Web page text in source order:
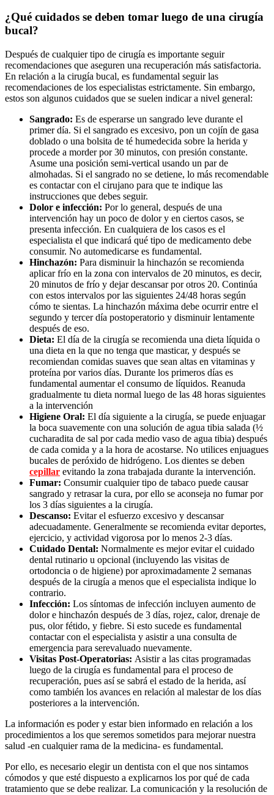
¿Qué cuidados se deben tomar luego de una cirugía
bucal?
Después de cualquier tipo de cirugía es importante seguir
recomendaciones que aseguren una recuperación más satisfactoria.
En relación a la cirugía bucal, es fundamental seguir las
recomendaciones de los especialistas estrictamente. Sin embargo,
estos son algunos cuidados que se suelen indicar a nivel general:
Sangrado: Es de esperarse un sangrado leve durante el
primer día. Si el sangrado es excesivo, pon un cojín de gasa
doblado o una bolsita de té humedecida sobre la herida y
procede a morder por 30 minutos, con presión constante.
Asume una posición semi-vertical usando un par de
almohadas. Si el sangrado no se detiene, lo más recomendable
es contactar con el cirujano para que te indique las
instrucciones que debes seguir.
Dolor e infección: Por lo general, después de una
intervención hay un poco de dolor y en ciertos casos, se
presenta infección. En cualquiera de los casos es el
especialista el que indicará qué tipo de medicamento debe
consumir. No automedicarse es fundamental.
Hinchazón: Para disminuir la hinchazón se recomienda
aplicar frío en la zona con intervalos de 20 minutos, es decir,
20 minutos de frío y dejar descansar por otros 20. Continúa
con estos intervalos por las siguientes 24/48 horas según
cómo te sientas. La hinchazón máxima debe ocurrir entre el
segundo y tercer día postoperatorio y disminuir lentamente
después de eso.
Dieta: El día de la cirugía se recomienda una dieta líquida o
una dieta en la que no tenga que masticar, y después se
recomiendan comidas suaves que sean altas en vitaminas y
proteína por varios días. Durante los primeros días es
fundamental aumentar el consumo de líquidos. Reanuda
gradualmente tu dieta normal luego de las 48 horas siguientes
a la intervención
Higiene Oral: El día siguiente a la cirugía, se puede enjuagar
la boca suavemente con una solución de agua tibia salada (½
cucharadita de sal por cada medio vaso de agua tibia) después
de cada comida y a la hora de acostarse. No utilices enjuagues
bucales de peróxido de hidrógeno. Los dientes se deben
cepillar evitando la zona trabajada durante la intervención.
Fumar: Consumir cualquier tipo de tabaco puede causar
sangrado y retrasar la cura, por ello se aconseja no fumar por
los 3 días siguientes a la cirugía.
Descanso: Evitar el esfuerzo excesivo y descansar
adecuadamente. Generalmente se recomienda evitar deportes,
ejercicio, y actividad vigorosa por lo menos 2-3 días.
Cuidado Dental: Normalmente es mejor evitar el cuidado
dental rutinario u opcional (incluyendo las visitas de
ortodoncia o de higiene) por aproximadamente 2 semanas
después de la cirugía a menos que el especialista indique lo
contrario.
Infección: Los síntomas de infección incluyen aumento de
dolor e hinchazón después de 3 días, rojez, calor, drenaje de
pus, olor fétido, y fiebre. Si esto sucede es fundamental
contactar con el especialista y asistir a una consulta de
emergencia para serevaluado nuevamente.
Visitas Post-Operatorias: Asistir a las citas programadas
luego de la cirugía es fundamental para el proceso de
recuperación, pues así se sabrá el estado de la herida, así
como también los avances en relación al malestar de los días
posteriores a la intervención.
La información es poder y estar bien informado en relación a los
procedimientos a los que seremos sometidos para mejorar nuestra
salud -en cualquier rama de la medicina- es fundamental.
Por ello, es necesario elegir un dentista con el que nos sintamos
cómodos y que esté dispuesto a explicarnos los por qué de cada
tratamiento que se debe realizar. La comunicación y la resolución de